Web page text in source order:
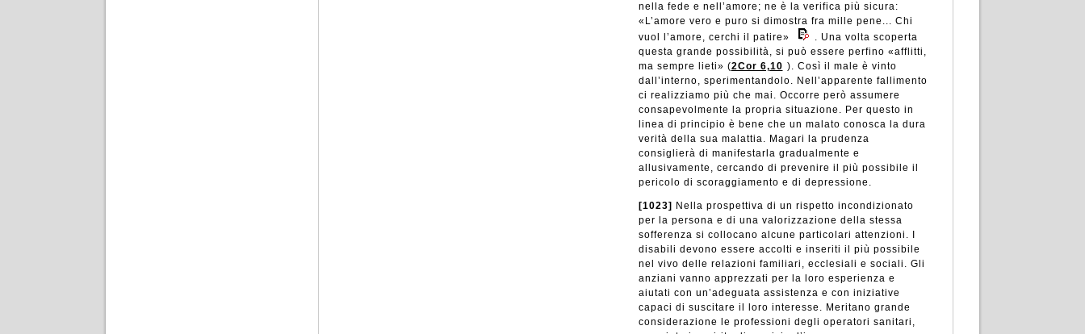
nella fede e nell’amore; ne è la verifica più sicura:
«L’amore vero e puro si dimostra fra mille pene... Chi
vuol l’amore, cerchi il patire»
. Una volta scoperta
questa grande possibilità, si può essere perfino «afflitti,
ma sempre lieti» (2Cor 6,10 ). Così il male è vinto
dall’interno, sperimentandolo. Nell’apparente fallimento
ci realizziamo più che mai. Occorre però assumere
consapevolmente la propria situazione. Per questo in
linea di principio è bene che un malato conosca la dura
verità della sua malattia. Magari la prudenza
consiglierà di manifestarla gradualmente e
allusivamente, cercando di prevenire il più possibile il
pericolo di scoraggiamento e di depressione.
[1023]
Nella prospettiva di un rispetto incondizionato
per la persona e di una valorizzazione della stessa
sofferenza si collocano alcune particolari attenzioni. I
disabili devono essere accolti e inseriti il più possibile
nel vivo delle relazioni familiari, ecclesiali e sociali. Gli
anziani vanno apprezzati per la loro esperienza e
aiutati con un’adeguata assistenza e con iniziative
capaci di suscitare il loro interesse. Meritano grande
considerazione le professioni degli operatori sanitari,